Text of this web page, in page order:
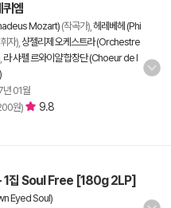
엠
Mozart) (작곡가), 헤레베헤 (Phi
자), 샹젤리제 오케스트라 (Orchestre
라 샤펠 르와이얄 합창단 (Choeur de l
01월
원)
9.8
1집 Soul Free [180g 2LP]
Eyed Soul)